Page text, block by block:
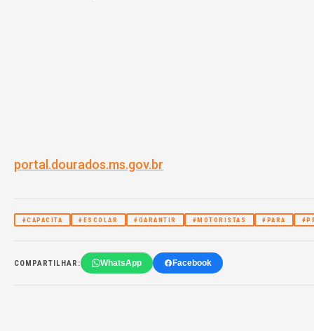
portal.dourados.ms.gov.br
#CAPACITA #ESCOLAR #GARANTIR #MOTORISTAS #PARA
COMPARTILHAR: WhatsApp Facebook